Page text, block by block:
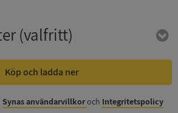
(valfritt)
Köp och ladda ner
Synas användarvillkoroch Integritetspolicy